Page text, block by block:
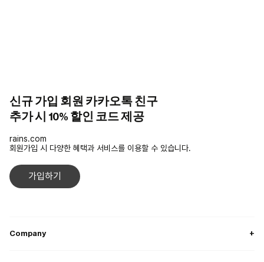
신규 가입 회원 카카오톡 친구
추가 시 10% 할인 코드 제공
rains.com
회원가입 시 다양한 혜택과 서비스를 이용할 수 있습니다.
가입하기
Company +